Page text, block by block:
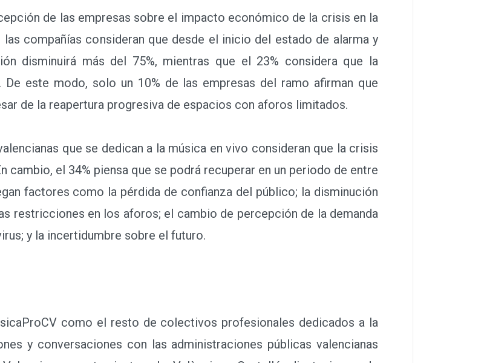
de las empresas sobre el impacto económico de la crisis en la
compañías consideran que desde el inicio del estado de alarma y
disminuirá más del 75%, mientras que el 23% considera que la
este modo, solo un 10% de las empresas del ramo afirman que
de la reapertura progresiva de espacios con aforos limitados.
que se dedican a la música en vivo consideran que la crisis
cambio, el 34% piensa que se podrá recuperar en un periodo de entre
factores como la pérdida de confianza del público; la disminución
restricciones en los aforos; el cambio de percepción de la demanda
y la incertidumbre sobre el futuro.
como el resto de colectivos profesionales dedicados a la
y conversaciones con las administraciones públicas valencianas